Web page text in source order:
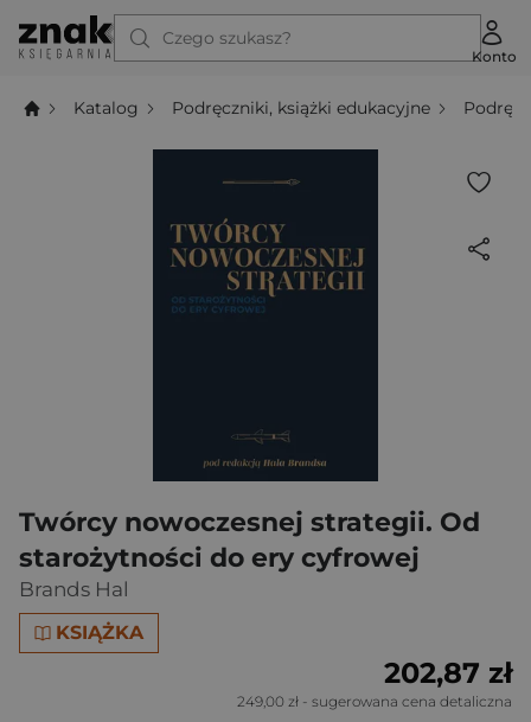
Czego szukasz?
Konto
Katalog Podręczniki, książki edukacyjne
Twórcy nowoczesnej strategii. Od
starożytności do ery cyfrowej
Brands Hal
KSIĄŻKA
202,87 zł
249,00 zł - sugerowana cena detaliczna